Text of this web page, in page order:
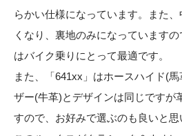
らかい仕様になっています。また
くなり、裏地のみになっています
はバイク乗りにとって最適です。
また、「641xx」はホースハイド(
ザー(牛革)とデザインは同じですが
すので、お好みで選ぶのも良いと思